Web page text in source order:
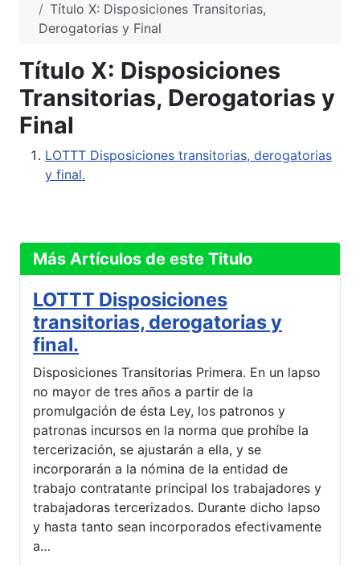
Título X: Disposiciones Transitorias,
Derogatorias y Final
Título X: Disposiciones
Transitorias, Derogatorias y
Final
LOTTT Disposiciones transitorias, derogatorias
y final.
Más Artículos de este Titulo
LOTTT Disposiciones
transitorias, derogatorias y
final.
Disposiciones Transitorias Primera. En un lapso
no mayor de tres años a partir de la
promulgación de ésta Ley, los patronos y
patronas incursos en la norma que prohíbe la
tercerización, se ajustarán a ella, y se
incorporarán a la nómina de la entidad de
trabajo contratante principal los trabajadores y
trabajadoras tercerizados. Durante dicho lapso
y hasta tanto sean incorporados efectivamente
a…